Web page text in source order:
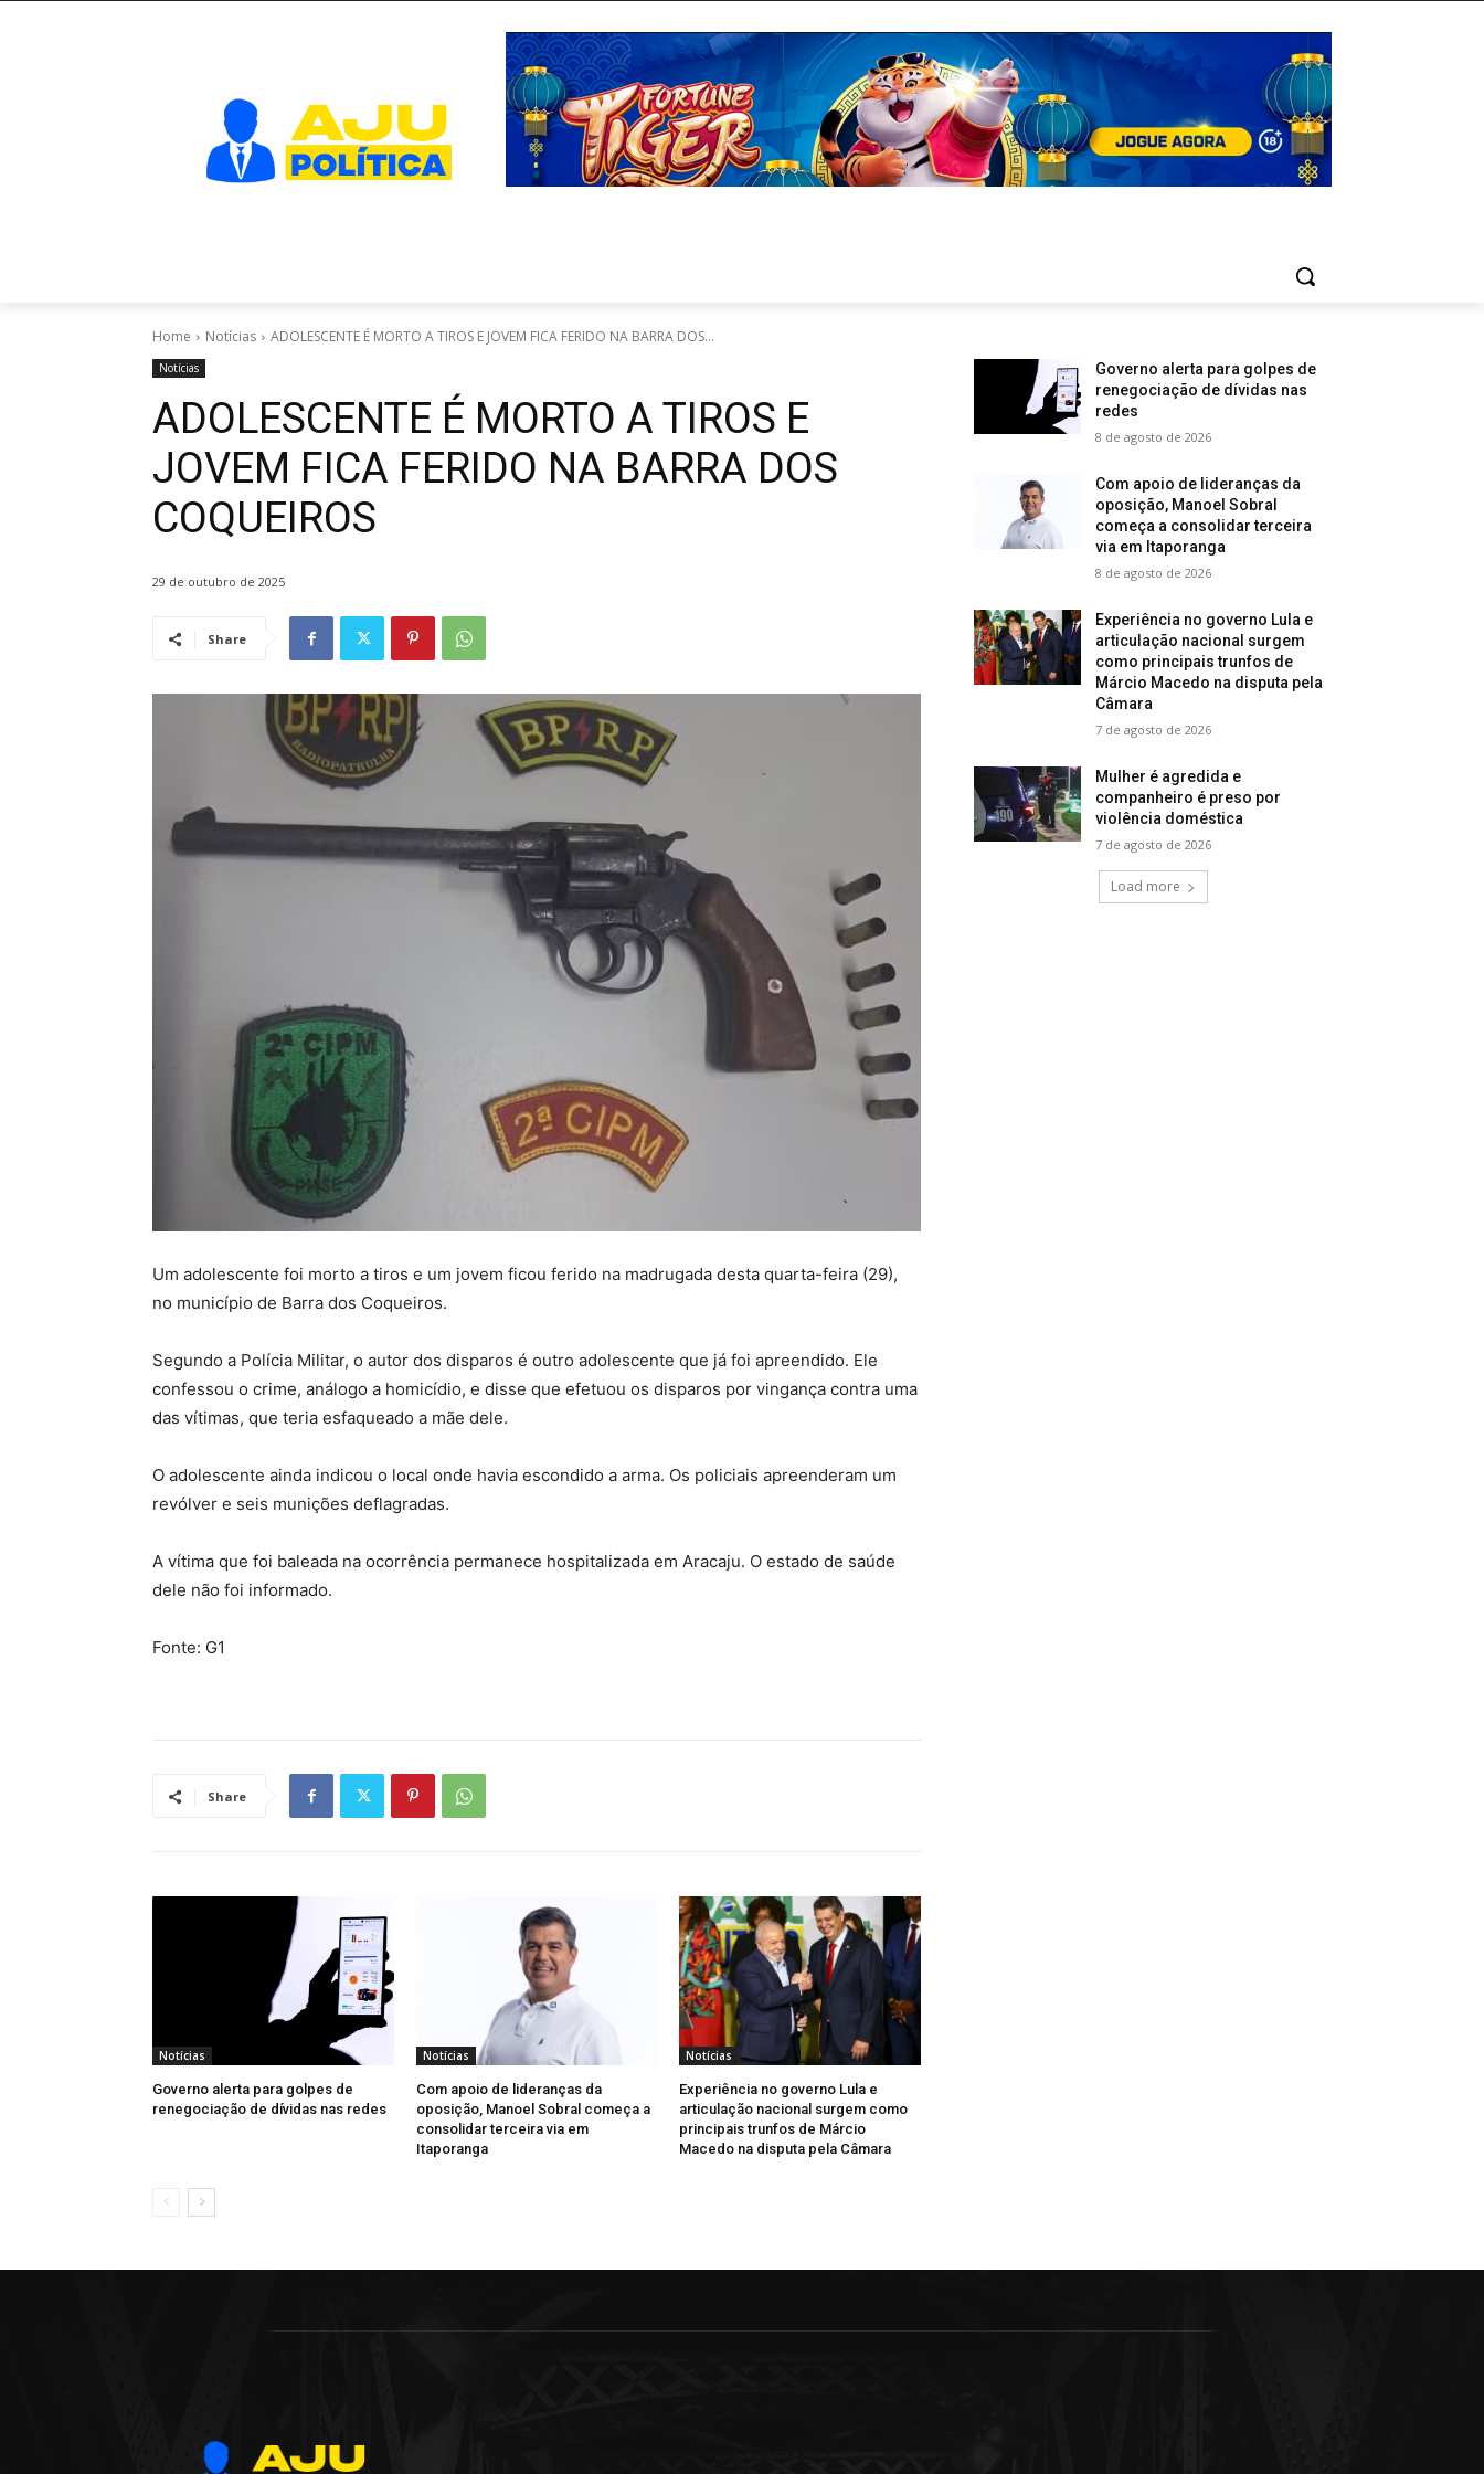
Home Notícias ADOLESCENTE É MORTO A TIROS E JOVEM FICA FERIDO NA BARRA DOS...
Notícias
ADOLESCENTE É MORTO A TIROS E
JOVEM FICA FERIDO NA BARRA DOS
COQUEIROS
29 de outubro de 2025
Share
Um adolescente foi morto a tiros e um jovem ficou ferido na madrugada desta quarta-feira (29),
no município de Barra dos Coqueiros.
Segundo a Polícia Militar, o autor dos disparos é outro adolescente que já foi apreendido. Ele
confessou o crime, análogo a homicídio, e disse que efetuou os disparos por vingança contra uma
das vítimas, que teria esfaqueado a mãe dele.
O adolescente ainda indicou o local onde havia escondido a arma. Os policiais apreenderam um
revólver e seis munições deflagradas.
A vítima que foi baleada na ocorrência permanece hospitalizada em Aracaju. O estado de saúde
dele não foi informado.
Fonte: G1
Share
Notícias
Governo alerta para golpes de
renegociação de dívidas nas redes
Notícias
Com apoio de lideranças da
oposição, Manoel Sobral começa a
consolidar terceira via em
Itaporanga
Notícias
Experiência no governo Lula e
articulação nacional surgem como
principais trunfos de Márcio
Macedo na disputa pela Câmara
Governo alerta para golpes de
renegociação de dívidas nas
redes
8 de agosto de 2026
Com apoio de lideranças da
oposição, Manoel Sobral
começa a consolidar terceira
via em Itaporanga
8 de agosto de 2026
Experiência no governo Lula e
articulação nacional surgem
como principais trunfos de
Márcio Macedo na disputa pela
Câmara
7 de agosto de 2026
Mulher é agredida e
companheiro é preso por
violência doméstica
7 de agosto de 2026
Load more